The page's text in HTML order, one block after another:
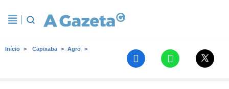
Início Capixaba Agro